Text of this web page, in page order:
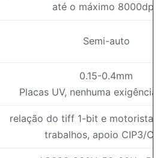
até o máximo 8000dpi)
Semi-auto
0.15-0.4mm
Placas UV, nenhuma exigência
relação do tiff 1-bit e motorista
trabalhos, apoio CIP3/